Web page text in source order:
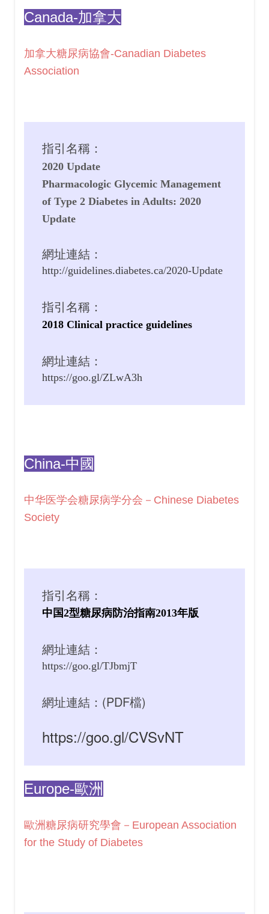
Canada-加拿大
加拿大糖尿病協會-Canadian Diabetes
Association
指引名稱：
2020 Update
Pharmacologic Glycemic Management
of Type 2 Diabetes in Adults: 2020
Update
網址連結：
http://guidelines.diabetes.ca/2020-Update
指引名稱：
2018 Clinical practice guidelines
網址連結：
https://goo.gl/ZLwA3h
China-中國
中华医学会糖尿病学分会－Chinese Diabetes
Society
指引名稱：
中国2型糖尿病防治指南2013年版
網址連結：
https://goo.gl/TJbmjT
網址連結：(PDF檔)
https://goo.gl/CVSvNT
Europe-歐洲
歐洲糖尿病研究學會－European Association
for the Study of Diabetes